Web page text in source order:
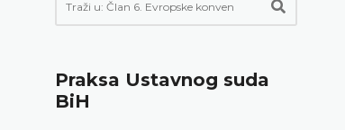
Praksa Ustavnog suda
BiH